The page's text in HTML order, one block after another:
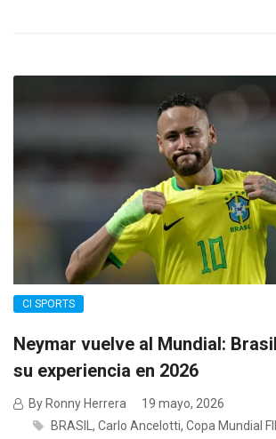
CI SPORTS
Neymar vuelve al Mundial:
su experiencia en 2026
By Ronny Herrera
19 mayo, 2026
BRASIL , Carlo Ancelotti, Copa Mundial